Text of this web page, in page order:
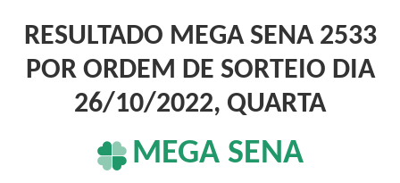
RESULTADO MEGA SENA 2533
POR ORDEM DE SORTEIO DIA
26/10/2022, QUARTA
MEGA SENA